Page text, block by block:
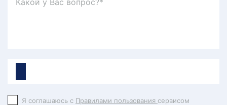
Я соглашаюсь с Правилами пользования сервисом